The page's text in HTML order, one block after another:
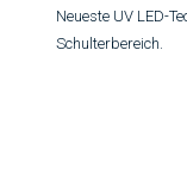
Neueste UV LED-
Schulterbereich.